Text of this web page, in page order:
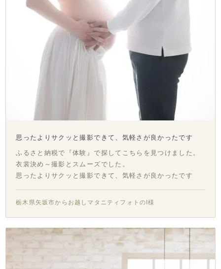
思ったよりサクッと撮影できて、気軽さが良かったです
ふるさと納税で『体験』で探してこちらを見つけました。
衣裳決め～撮影とスムーズでした。
思ったよりサクッと撮影できて、気軽さが良かったです
栃木県矢坂市からお越しマタニティフォトのI様